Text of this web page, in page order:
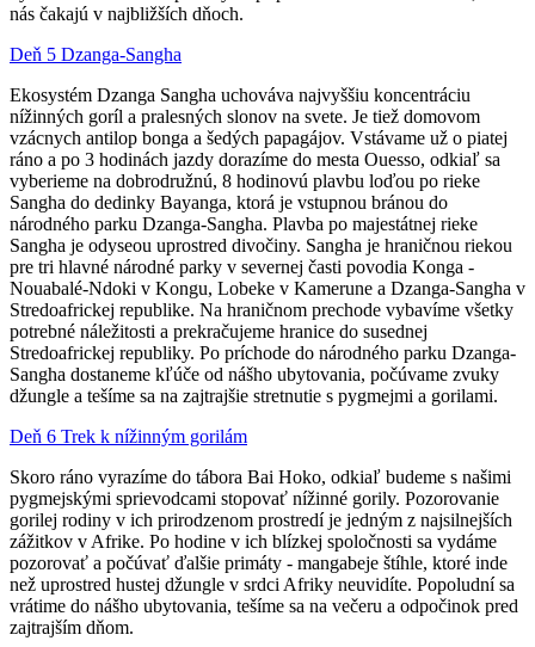
nás čakajú v najbližších dňoch.
Deň 5 Dzanga-Sangha
Ekosystém Dzanga Sangha uchováva najvyššiu koncentráciu
nížinných goríl a pralesných slonov na svete. Je tiež domovom
vzácnych antilop bonga a šedých papagájov. Vstávame už o piatej
ráno a po 3 hodinách jazdy dorazíme do mesta Ouesso, odkiaľ sa
vyberieme na dobrodružnú, 8 hodinovú plavbu loďou po rieke
Sangha do dedinky Bayanga, ktorá je vstupnou bránou do
národného parku Dzanga-Sangha. Plavba po majestátnej rieke
Sangha je odyseou uprostred divočiny. Sangha je hraničnou riekou
pre tri hlavné národné parky v severnej časti povodia Konga -
Nouabalé-Ndoki v Kongu, Lobeke v Kamerune a Dzanga-Sangha v
Stredoafrickej republike. Na hraničnom prechode vybavíme všetky
potrebné náležitosti a prekračujeme hranice do susednej
Stredoafrickej republiky. Po príchode do národného parku Dzanga-
Sangha dostaneme kľúče od nášho ubytovania, počúvame zvuky
džungle a tešíme sa na zajtrajšie stretnutie s pygmejmi a gorilami.
Deň 6 Trek k nížinným gorilám
Skoro ráno vyrazíme do tábora Bai Hoko, odkiaľ budeme s našimi
pygmejskými sprievodcami stopovať nížinné gorily. Pozorovanie
gorilej rodiny v ich prirodzenom prostredí je jedným z najsilnejších
zážitkov v Afrike. Po hodine v ich blízkej spoločnosti sa vydáme
pozorovať a počúvať ďalšie primáty - mangabeje štíhle, ktoré inde
než uprostred hustej džungle v srdci Afriky neuvidíte. Popoludní sa
vrátime do nášho ubytovania, tešíme sa na večeru a odpočinok pred
zajtrajším dňom.